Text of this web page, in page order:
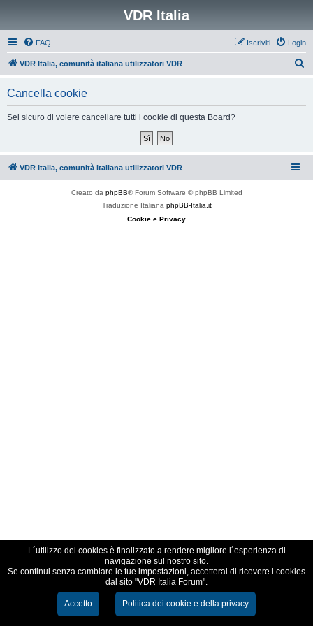
VDR Italia
FAQ Login
Iscriviti
VDR Italia, comunità italiana utilizzatori VDR
Cancella cookie
Sei sicuro di volere cancellare tutti i cookie di questa Board?
VDR Italia, comunità italiana utilizzatori VDR
Creato da phpBB® Forum Software © phpBB Limited
Traduzione Italiana phpBB-Italia.it
Cookie e Privacy
L´utilizzo dei cookies è finalizzato a rendere migliore l´esperienza di
navigazione sul nostro sito.
Se continui senza cambiare le tue impostazioni, accetterai di ricevere i cookies
dal sito "VDR Italia Forum".
Accetto Politica dei cookie e della privacy